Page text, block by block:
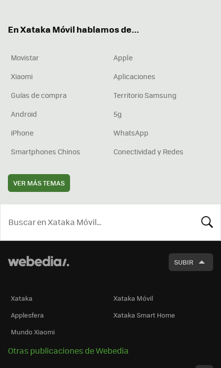
En Xataka Móvil hablamos de...
Movistar
Apple
Xiaomi
Aplicaciones
Guías de compra
Territorio Samsung
Android
5g
iPhone
WhatsApp
Smartphones Chinos
Conectividad y Redes
VER MÁS TEMAS
SUBIR
Xataka
Xataka Móvil
Applesfera
Xataka Smart Home
Mundo Xiaomi
Otras publicaciones de Webedia